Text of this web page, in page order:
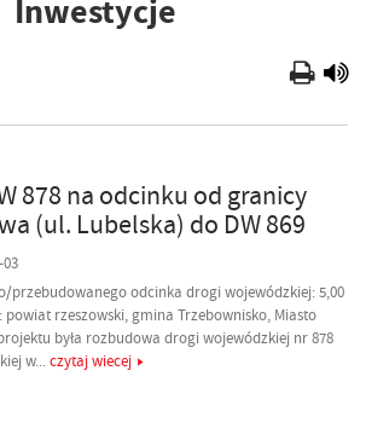
Inwestycje
878 na odcinku od granicy
(ul. Lubelska) do DW 869
03
przebudowanego odcinka drogi wojewódzkiej: 5,00
rzeszowski, gmina Trzebownisko, Miasto
była rozbudowa drogi wojewódzkiej nr 878
w...czytaj wiecej